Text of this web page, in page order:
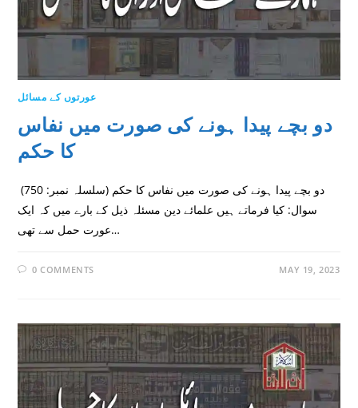
عورتوں کے مسائل
دو بچے پیدا ہونے کی صورت میں نفاس
کا حکم
(سلسلہ نمبر: 750) دو بچے پیدا ہونے کی صورت میں نفاس کا حکم
سوال: کیا فرماتے ہیں علمائے دین مسئلہ ذیل کے بارے میں کہ ایک
عورت حمل سے تھی…
0 COMMENTS MAY 19, 2023